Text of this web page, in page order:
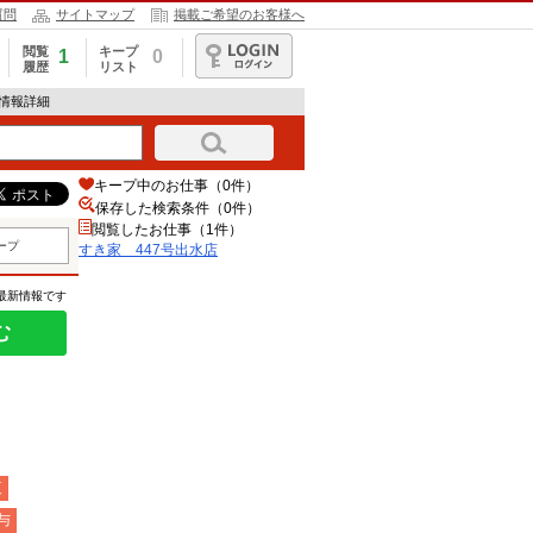
問 サイトマップ 掲載ご希望のお客様へ
閲覧
履歴
1
キープ
リスト
0
ログイン
報詳細
プ
新情報です
キープ中のお仕事（0件）
保存した検索条件（0件）
閲覧したお仕事（1件）
すき家 447号出水店